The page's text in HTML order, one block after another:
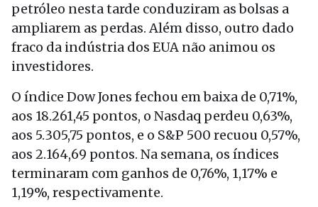
petróleo nesta tarde conduziram as bolsas a
ampliarem as perdas. Além disso, outro dado
fraco da indústria dos EUA não animou os
investidores.
O índice Dow Jones fechou em baixa de 0,71%,
aos 18.261,45 pontos, o Nasdaq perdeu 0,63%,
aos 5.305,75 pontos, e o S&P 500 recuou 0,57%,
aos 2.164,69 pontos. Na semana, os índices
terminaram com ganhos de 0,76%, 1,17% e
1,19%, respectivamente.